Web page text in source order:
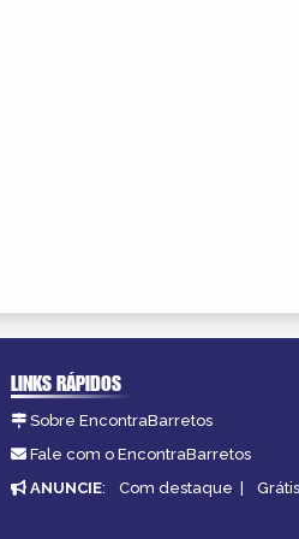
LINKS RÁPIDOS
Sobre EncontraBarretos
Fale com o EncontraBarretos
ANUNCIE: Com destaque | Grátis